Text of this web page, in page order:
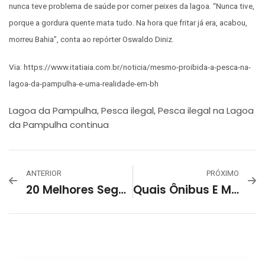
nunca teve problema de saúde por comer peixes da lagoa. “Nunca tive,
porque a gordura quente mata tudo. Na hora que fritar já era, acabou,
morreu Bahia”, conta ao repórter Oswaldo Diniz.
Via: https://www.itatiaia.com.br/noticia/mesmo-proibida-a-pesca-na-
lagoa-da-pampulha-e-uma-realidade-em-bh
Lagoa da Pampulha, Pesca ilegal, Pesca ilegal na Lagoa
da Pampulha continua
ANTERIOR
20 Melhores Seguradoras Em Belo Horizonte!
PRÓXIMO
Quais Ônibus E Metrôs Passam Na Barragem Da Lagoa Da Pampulha?